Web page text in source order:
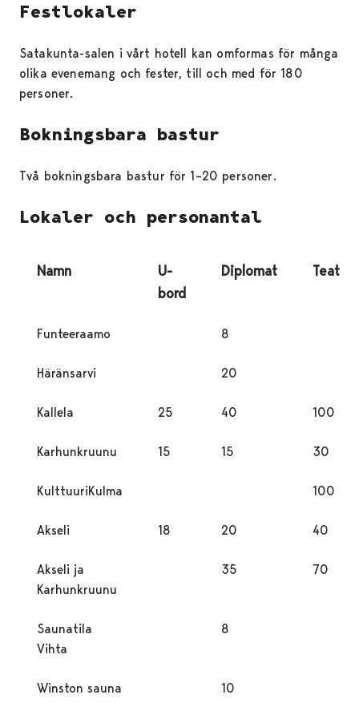
Festlokaler
Satakunta-salen i vårt hotell kan omformas för många
olika evenemang och fester, till och med för 180
personer.
Bokningsbara bastur
Två bokningsbara bastur för 1–20 personer.
Lokaler och personantal
Namn
U-
bord
Diplomat Teater
Funteeraamo 8
Häränsarvi 20
Kallela 25 40 100
Karhunkruunu 15 15 30
KulttuuriKulma 100
Akseli 18 20 40
Akseli ja
Karhunkruunu
35 70
Saunatila
Vihta
8
Winston sauna 10